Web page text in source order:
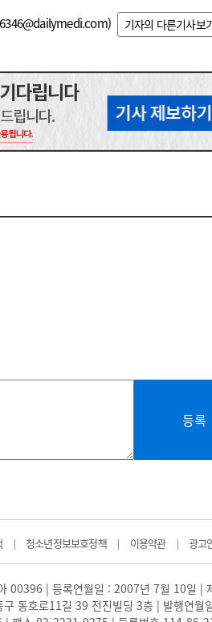
) 기자의 다른기사보
등록
| 청소년정보보호정책 | 이용약관 | 광고
00396 | 등록연월일 : 2007년 7월 10일 |
동호로11길 39 전진빌딩 3층 | 발행연월